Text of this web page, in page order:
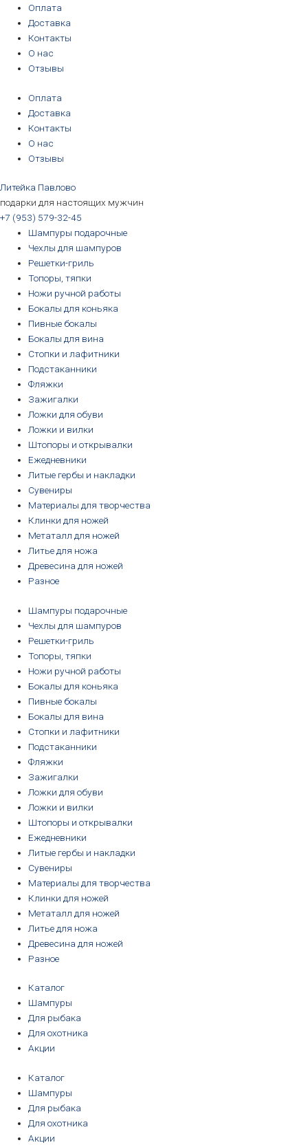
Перейти
содержимому
Оплата
Доставка
Контакты
О нас
Отзывы
Оплата
Доставка
Контакты
О нас
Отзывы
Литейка Павлово
подарки для настоящих мужчин
+7 (953) 579-32-45
Шампуры подарочные
Чехлы для шампуров
Решетки-гриль
Топоры, тяпки
Ножи ручной работы
Бокалы для коньяка
Пивные бокалы
Бокалы для вина
Стопки и лафитники
Подстаканники
Фляжки
Зажигалки
Ложки для обуви
Ложки и вилки
Штопоры и открывалки
Ежедневники
Литые гербы и накладки
Сувениры
Материалы для творчества
Клинки для ножей
Метаталл для ножей
Литье для ножа
Древесина для ножей
Разное
Шампуры подарочные
Чехлы для шампуров
Решетки-гриль
Топоры, тяпки
Ножи ручной работы
Бокалы для коньяка
Пивные бокалы
Бокалы для вина
Стопки и лафитники
Подстаканники
Фляжки
Зажигалки
Ложки для обуви
Ложки и вилки
Штопоры и открывалки
Ежедневники
Литые гербы и накладки
Сувениры
Материалы для творчества
Клинки для ножей
Метаталл для ножей
Литье для ножа
Древесина для ножей
Разное
Каталог
Шампуры
Для рыбака
Для охотника
Акции
Каталог
Шампуры
Для рыбака
Для охотника
Акции
Количество
товара
Бокал
пива
подарочной
коробке
Первоначальная
цена
составляла
7590₽.
Текущая
цена:
5990₽.
Первоначальная
цена
составляла
Первоначальная
цена
составляла
Первоначальная
цена
составляла
Первоначальная
цена
составляла